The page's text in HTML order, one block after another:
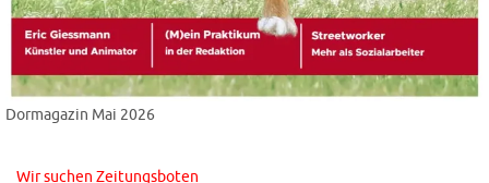
Dormagazin Mai 2026
Wir suchen Zeitungsboten